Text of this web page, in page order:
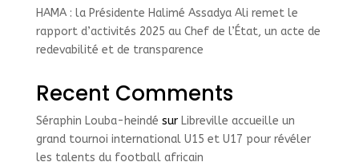
HAMA : la Présidente Halimé Assadya Ali remet le
rapport d’activités 2025 au Chef de l’État, un acte de
redevabilité et de transparence
Recent Comments
Séraphin Louba-heindé sur Libreville accueille un
grand tournoi international U15 et U17 pour révéler
les talents du football africain